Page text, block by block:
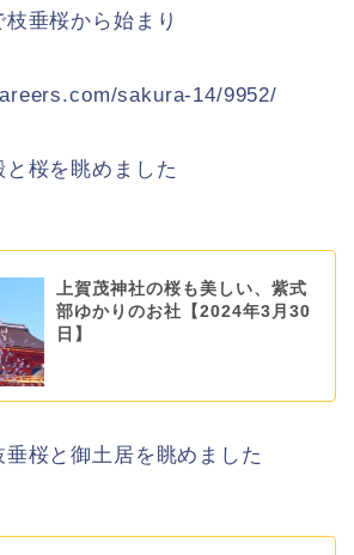
垂桜から始まり
sakura-14/9952/
桜を眺めました
上賀茂神社の桜も美しい、紫式
部ゆかりのお社【2024年3月30
日】
桜と御土居を眺めました